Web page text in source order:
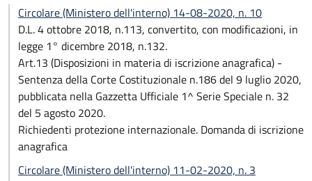
Circolare (Ministero dell'interno) 14-08-2020, n. 10
D.L. 4 ottobre 2018, n.113, convertito, con modificazioni, in
legge 1° dicembre 2018, n.132.
Art.13 (Disposizioni in materia di iscrizione anagrafica) -
Sentenza della Corte Costituzionale n.186 del 9 luglio 2020,
pubblicata nella Gazzetta Ufficiale 1^ Serie Speciale n. 32
del 5 agosto 2020.
Richiedenti protezione internazionale. Domanda di iscrizione
anagrafica
Circolare (Ministero dell'interno) 11-02-2020, n. 3